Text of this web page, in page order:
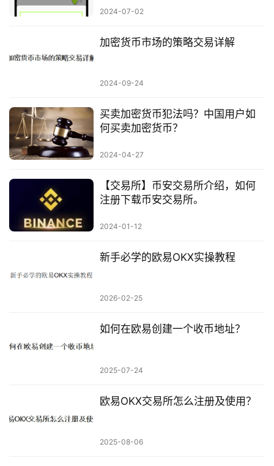
2024-07-02
加密货币市场的策略交易详解
2024-09-24
买卖加密货币犯法吗？中国用户如
何买卖加密货币？
2024-04-27
【交易所】币安交易所介绍，如何
注册下载币安交易所。
2024-01-12
新手必学的欧易OKX实操教程
2026-02-25
如何在欧易创建一个收币地址？
2025-07-24
欧易OKX交易所怎么注册及使用？
2025-08-06